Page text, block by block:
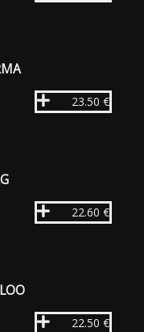
23.50 €
22.60 €
22.50 €